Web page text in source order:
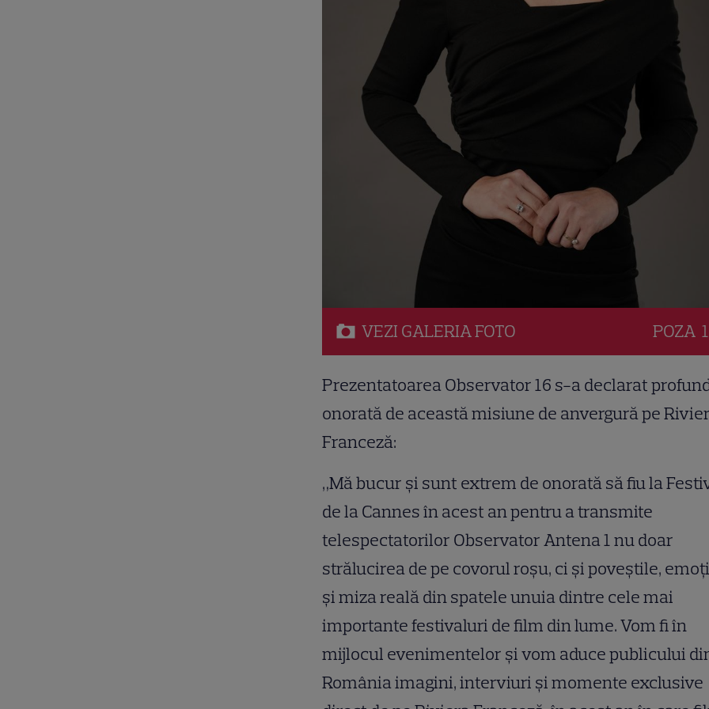
VEZI GALERIAFOTO POZA
Prezentatoarea Observator 16 s-a declarat
onorată de această misiune de anvergură pe
Franceză:
„Mă bucur și sunt extrem de onorată să fiu la
de la Cannes în acest an pentru a transmite
telespectatorilor Observator Antena 1 nu doar
strălucirea de pe covorul roșu, ci și poveștile,
și miza reală din spatele unuia dintre cele mai
importante festivaluri de film din lume. Vom fi în
mijlocul evenimentelor și vom aduce publicului
România imagini, interviuri și momente exclusive